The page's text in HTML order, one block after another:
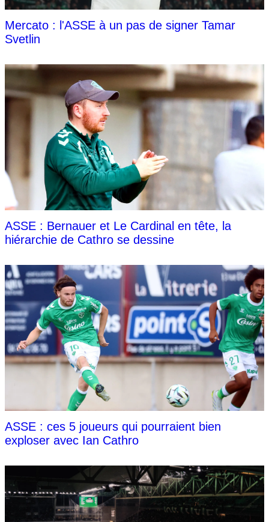
Mercato : l'ASSE à un pas de signer Tamar
Svetlin
ASSE : Bernauer et Le Cardinal en tête, la
hiérarchie de Cathro se dessine
ASSE : ces 5 joueurs qui pourraient bien
exploser avec Ian Cathro